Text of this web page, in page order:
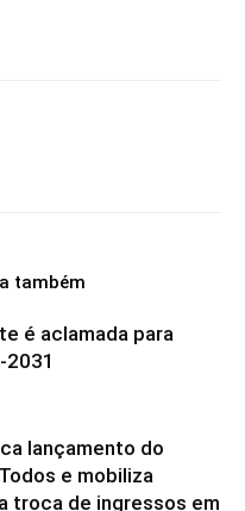
também
é aclamada para
2031
lançamento do
e mobiliza
troca de ingressos em